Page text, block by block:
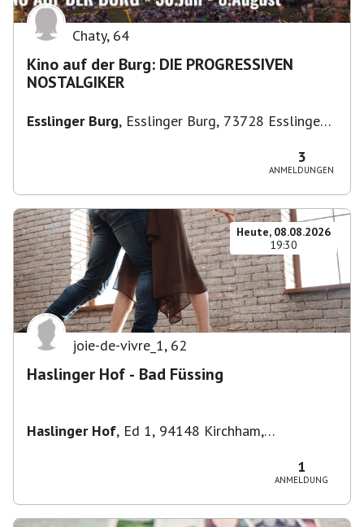
Chaty, 64
Kino auf der Burg: DIE PROGRESSIVEN
NOSTALGIKER
Esslinger Burg, Esslinger Burg, 73728 Esslingen
3
ANMELDUNGEN
Heute, 08.08.2026
19:30
joie-de-vivre_1, 62
Haslinger Hof - Bad Füssing
Haslinger Hof, Ed 1, 94148 Kirchham,
1
ANMELDUNG